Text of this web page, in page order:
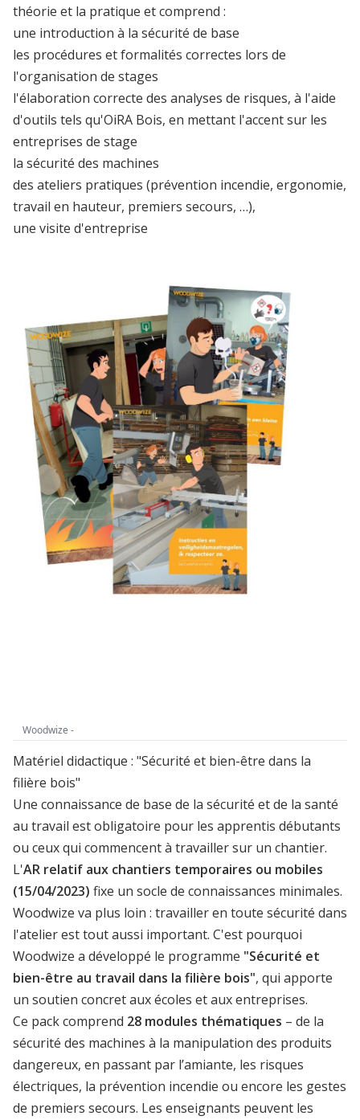
théorie et la pratique et comprend :
une introduction à la sécurité de base
les procédures et formalités correctes lors de
l'organisation de stages
l'élaboration correcte des analyses de risques, à l'aide
d'outils tels qu'OiRA Bois, en mettant l'accent sur les
entreprises de stage
la sécurité des machines
des ateliers pratiques (prévention incendie, ergonomie,
travail en hauteur, premiers secours, …),
une visite d'entreprise
Woodwize -
Matériel didactique : "Sécurité et bien-être dans la
filière bois"
Une connaissance de base de la sécurité et de la santé
au travail est obligatoire pour les apprentis débutants
ou ceux qui commencent à travailler sur un chantier.
L'AR relatif aux chantiers temporaires ou mobiles
(15/04/2023) fixe un socle de connaissances minimales.
Woodwize va plus loin : travailler en toute sécurité dans
l'atelier est tout aussi important. C'est pourquoi
Woodwize a développé le programme "Sécurité et
bien-être au travail dans la filière bois", qui apporte
un soutien concret aux écoles et aux entreprises.
Ce pack comprend 28 modules thématiques – de la
sécurité des machines à la manipulation des produits
dangereux, en passant par l’amiante, les risques
électriques, la prévention incendie ou encore les gestes
de premiers secours. Les enseignants peuvent les